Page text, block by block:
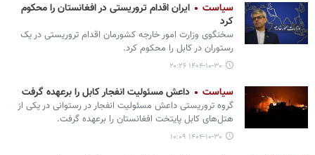
سیاست
ایران اقدام تروریستی در افغانستان را محکوم
کرد
سخنگوی وزارت امور خارجه کشورمان اقدام تروریستی در یک
رستوران در کابل را محکوم کرد.
۱۴۰۴-۱۰-۳۰ ۲۰:۲۶
سیاست داعش مسئولیت انفجار کابل را برعهده گرفت
گروه تروریستی داعش مسئولیت انفجار در رستوانی در یکی از
هتل‌های کابل پایتخت افغانستان را برعهده گرفت.
۱۴۰۴-۱۰-۳۰ ۱۰:۰۹